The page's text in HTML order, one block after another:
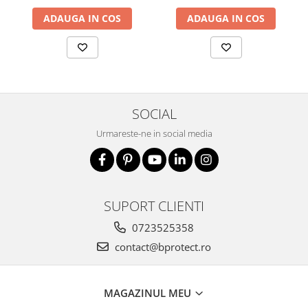
Iluminat si electrice
Masini de amestecat si vopsit
Polizoare unghiulare
Scule electrice de banc
Suflante aer cald si aspiratoare
Jachete
ADAUGA IN COS ADAUGA IN COS
SOCIAL
Urmareste-ne in social media
SUPORT CLIENTI
0723525358
contact@bprotect.ro
MAGAZINUL MEU